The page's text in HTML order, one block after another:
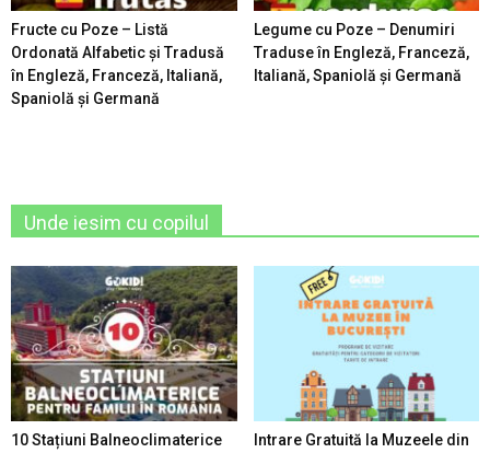
Fructe cu Poze – Listă
Ordonată Alfabetic şi Tradusă
în Engleză, Franceză, Italiană,
Spaniolă şi Germană
Legume cu Poze – Denumiri
Traduse în Engleză, Franceză,
Italiană, Spaniolă şi Germană
Unde iesim cu copilul
10 Stațiuni Balneoclimaterice
Intrare Gratuită la Muzeele din